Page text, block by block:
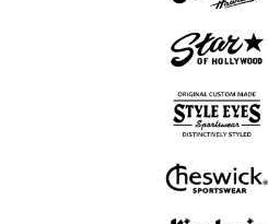
ボウリングシャツ
7分袖Tシャツ
スウェット